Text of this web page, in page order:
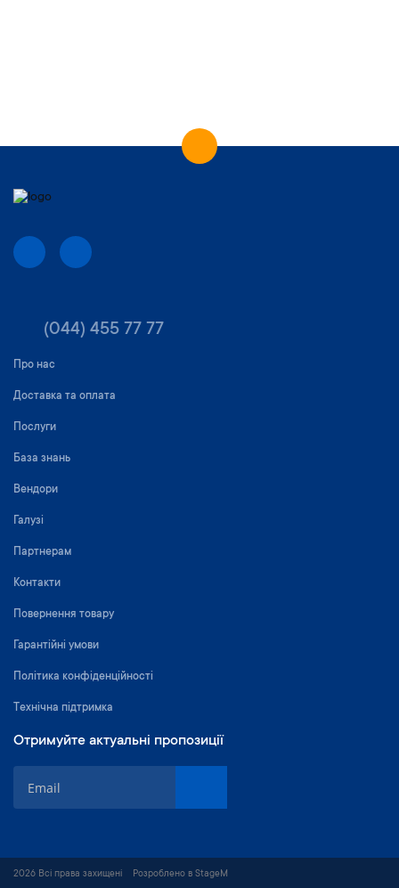
(044) 455 77 77
Про нас
Доставка та оплата
Послуги
База знань
Вендори
Галузі
Партнерам
Контакти
Повернення товару
Гарантійні умови
Політика конфіденційності
Технічна підтримка
Отримуйте актуальні пропозиції
д
ш
2026 Всі права захищені Розроблено в StageM